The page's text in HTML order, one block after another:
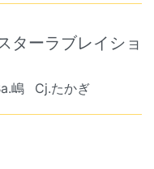
ターラブレイショ
嶋 Cj.たかぎ